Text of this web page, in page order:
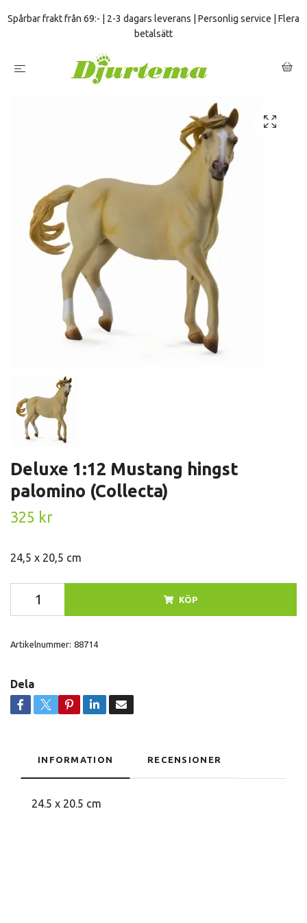
Spårbar frakt från 69:- | 2-3 dagars leverans | Personlig service | Flera
betalsätt
Deluxe 1:12 Mustang hingst
palomino (Collecta)
325 kr
24,5 x 20,5 cm
KÖP
Artikelnummer: 88714
Dela
INFORMATION RECENSIONER
24.5 x 20.5 cm